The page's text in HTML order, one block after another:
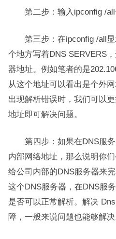
第二步：输入ipconfig /all
第三步：在ipconfig /all显
个地方写着DNS SERVERS
器地址。例如笔者的是
从这个地址可以看出是个外
出现解析错误时，我们可以
地址即可解决问题。
第四步：如果在DNS服务
内部网络地址，那么说明你
给公司内部的DNS服务器来
这个DNS服务器，在DNS服
是否可以正常解析。解决
障，一般来说问题也能够解决